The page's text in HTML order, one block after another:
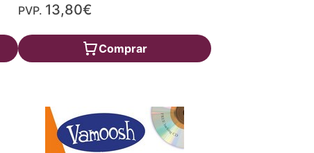
PVP. 13,80€
Comprar